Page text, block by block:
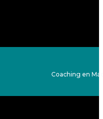
Coaching en